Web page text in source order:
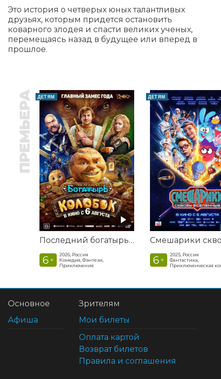
Это история о четверых юных талантливых
друзьях, которым придется остановить
коварного злодея и спасти великих ученых,
перемещаясь назад в будущее или вперед в
прошлое.
ПРЕМЬЕРА ДЕТЯМ
Последний богатырь. Колобок
6 +
2026, Россия
Комедия, Фэнтези,
Приключения
ДЕТЯМ
6 +
2025, Россия
Фантастика,
Приключенческая
Основное
Афиша
Зрителям
Мои билеты
Оплата картой
Возврат билетов
Правила и соглашения